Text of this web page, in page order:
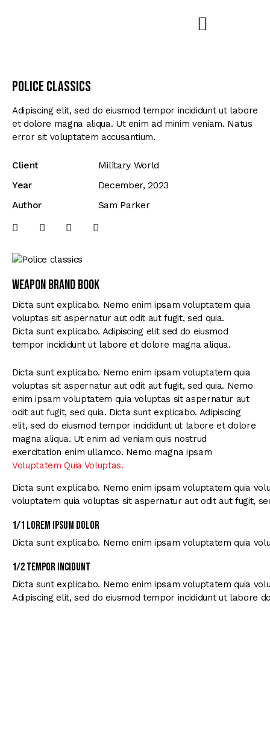
Police classics
Weapon Brand Book
Dicta sunt explicabo. Nemo enim ipsam voluptatem quia
voluptas sit aspernatur aut odit aut fugit, sed quia.
Dicta sunt explicabo. Adipiscing elit sed do eiusmod
tempor incididunt ut labore et dolore magna aliqua.
Dicta sunt explicabo. Nemo enim ipsam voluptatem quia
voluptas sit aspernatur aut odit aut fugit, sed quia. Nemo
enim ipsam voluptatem quia voluptas sit aspernatur aut
odit aut fugit, sed quia. Dicta sunt explicabo. Adipiscing
elit, sed do eiusmod tempor incididunt ut labore et dolore
magna aliqua. Ut enim ad veniam quis nostrud
exercitation enim ullamco. Nemo magna ipsam
Voluptatem Quia Voluptas.
Dicta sunt explicabo. Nemo enim ipsam voluptatem quia
voluptatem quia voluptas sit aspernatur aut odit aut fugit,
1/1 Lorem ipsum dolor
Dicta sunt explicabo. Nemo enim ipsam voluptatem quia
1/2 Tempor incidunt
Dicta sunt explicabo. Nemo enim ipsam voluptatem quia
Adipiscing elit, sed do eiusmod tempor incididunt ut labore
Adipiscing elit, sed do eiusmod tempor incididunt ut labore
et dolore magna aliqua. Ut enim ad minim veniam. Natus
error sit voluptatem accusantium.
Client
Military World
Year
December, 2023
Author
Sam Parker